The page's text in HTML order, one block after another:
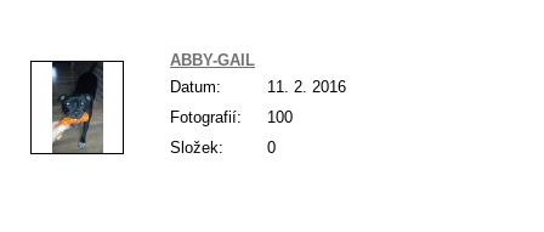
ABBY-GAIL
Datum:
11. 2. 2016
Fotografií:
100
Složek:
0